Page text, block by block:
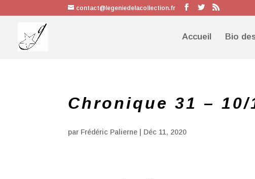
contact@legeniedelacollection.fr
Accueil Bio
Chronique 31 – 10/
par Frédéric Palierne Déc 11, 2020